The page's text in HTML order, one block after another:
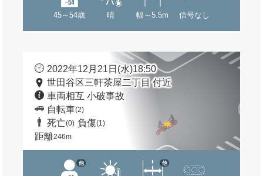
45～54歳 晴 幅～5.5m 信号なし
2022年12月21日(水)18:50
世田谷区三軒茶屋二丁目 付近
車両相互 小破事故
自転車(2)
死亡(0) 負傷(1)
距離246m
他 他